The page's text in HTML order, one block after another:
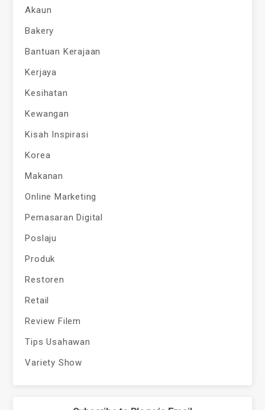
Akaun
Bakery
Bantuan Kerajaan
Kerjaya
Kesihatan
Kewangan
Kisah Inspirasi
Korea
Makanan
Online Marketing
Pemasaran Digital
Poslaju
Produk
Restoren
Retail
Review Filem
Tips Usahawan
Variety Show